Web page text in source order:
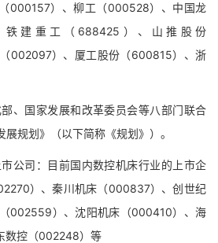
000157）、柳工（000528）、中国龙
铁建重工（688425）、山推股份
002097）、厦工股份（600815）、浙
国家发展和改革委员会等八部门联合
展规划》（以下简称《规划》）。
司：目前国内数控机床行业的上市企
）、秦川机床（000837）、创世纪
002559）、沈阳机床（000410）、海
数控（002248）等